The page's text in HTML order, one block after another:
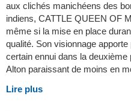
aux clichés manichéens des
indiens, CATTLE QUEEN OF
même si la mise en place
qualité. Son visionnage
certain ennui dans la
Alton paraissant de moins en
Lire plus